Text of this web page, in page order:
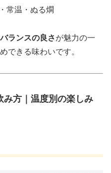
常温・ぬる燗
ランスの良さが魅力の一
できる味わいです。
み方｜温度別の楽しみ